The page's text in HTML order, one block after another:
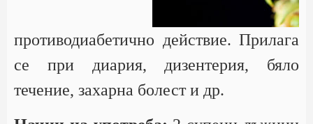
противодиабетично действие. Прилага
се при диария, дизентерия, бяло
течение, захарна болест и др.